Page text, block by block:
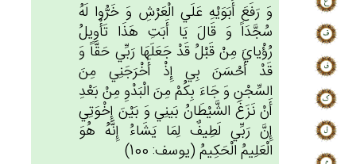
وَ رَفَع‌َ أَبَوَيْه‌ِ عَلَي‌ الْعَرْش‌ِ وَ خَرُّوا لَه‌ُ
سُجَّدَاً وَ قَال‌َ يَا أَبَت‌ِ هَذَا تَأْوِيل‌ُ
رُؤْياي‌َ مِنْ‌ قَبْل‌ُ قَدْ جَعَلَهَا رَبِّي‌ حَقَّاً وَ
قَدْ أَحْسَن‌َ بِي‌ إِذْ أَخْرَجَنِي‌ مِن‌َ
السِّجْن‌ِ وَ جَاءَ بِكُمْ‌ مِن‌َ الْبَدْوِ مِنْ‌ بَعْدِ
أَنْ‌ نَزَغ‌َ الشَّيْطَان‌ُ بَينِي‌ وَ بَيْن‌َ إِخْوَتِي‌
إِن‌َّ رَبِّي‌ لَطِيف‌ٌ لِمَا يَشَاءُ إِنَّه‌ُ هُوَ
الْعَلِيم‌ُ الْحَكِيم‌ُ (يوسف: 100)